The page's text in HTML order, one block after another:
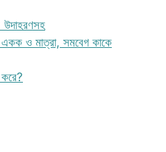
উদাহরণসহ
একক ও মাত্রা, সমবেগ কাকে
করে?